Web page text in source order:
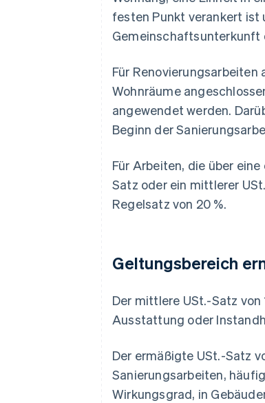
festen Punkt verankert ist
Gemeinschaftsunterkunft
Für Renovierungsarbeiten
Wohnräume
angewendet werden.
Beginn der
Für Arbeiten, die über
Satz oder ein mittlerer
Regelsatz von 20 %.
Geltungsbereich
Der mittlere USt.-Satz
Ausstattung oder
Der ermäßigte USt.-Satz
Sanierungsarbeiten,
Wirkungsgrad, in